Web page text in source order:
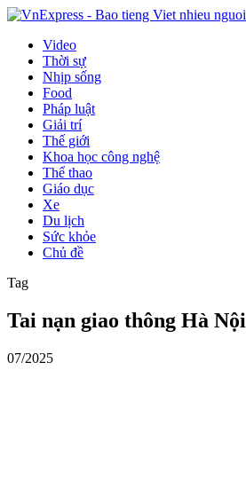
Video
Thời sự
Nhịp sống
Food
Pháp luật
Giải trí
Thế giới
Khoa học công nghệ
Thể thao
Giáo dục
Xe
Du lịch
Sức khỏe
Chủ đề
Tag
Tai nạn giao thông Hà Nội
07/2025